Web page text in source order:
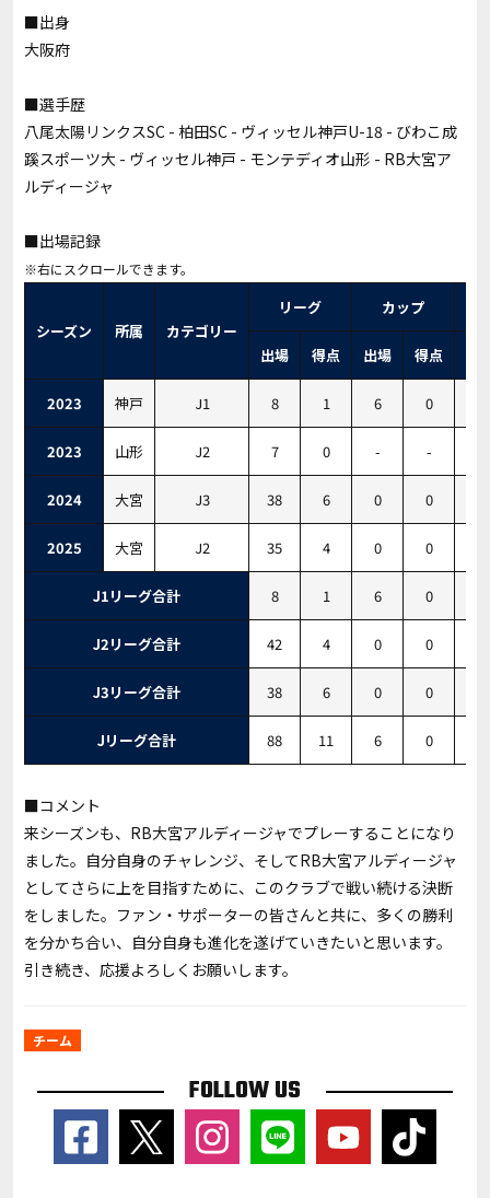
■出身
大阪府
■選手歴
八尾太陽リンクスSC - 柏田SC - ヴィッセル神戸U-18 - びわこ成
蹊スポーツ大 - ヴィッセル神戸 - モンテディオ山形 - RB大宮ア
ルディージャ
■出場記録
シーズン 所属 カテゴリー
リーグ カップ
出場 得点 出場 得点
2023 神戸 J1 8 1 6 0
2023 山形 J2 7 0 - -
2024 大宮 J3 38 6 0 0
2025 大宮 J2 35 4 0 0
J1リーグ合計 8 1 6 0
J2リーグ合計 42 4 0 0
J3リーグ合計 38 6 0 0
Jリーグ合計 88 11 6 0
■コメント
来シーズンも、RB大宮アルディージャでプレーすることになり
ました。自分自身のチャレンジ、そしてRB大宮アルディージャ
としてさらに上を目指すために、このクラブで戦い続ける決断
をしました。ファン・サポーターの皆さんと共に、多くの勝利
を分かち合い、自分自身も進化を遂げていきたいと思います。
引き続き、応援よろしくお願いします。
チーム
FOLLOW US